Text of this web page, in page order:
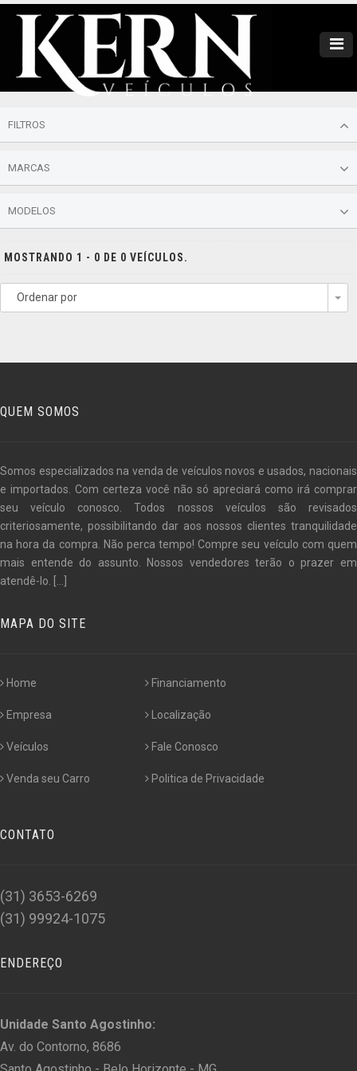
FILTROS
MARCAS
MODELOS
MOSTRANDO 1 - 0 DE 0 VEÍCULOS.
Ordenar por
QUEM SOMOS
Somos especializados na venda de veículos novos e usados, nacionais
e importados. Com certeza você não só apreciará como irá comprar
seu veículo conosco. Todos nossos veículos são revisados
criteriosamente, possibilitando dar aos nossos clientes tranquilidade
na hora da compra. Não perca tempo! Compre seu veículo com quem
mais entende do assunto. Nossos vendedores terão o prazer em
atendê-lo.
MAPA DO SITE
Home
Empresa
Veículos
Venda seu Carro
Financiamento
Localização
Fale Conosco
Politica de Privacidade
CONTATO
(31) 3653-6269
(31) 99924-1075
ENDEREÇO
Unidade Santo Agostinho:
Av. do Contorno, 8686